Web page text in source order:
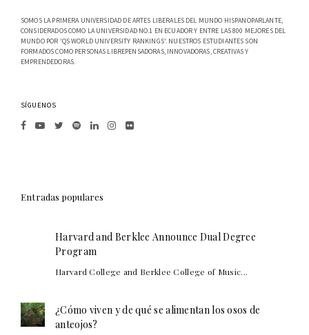
SOMOS LA PRIMERA UNIVERSIDAD DE ARTES LIBERALES DEL MUNDO HISPANOPARLANTE,
CONSIDERADOS COMO LA UNIVERSIDAD NO.1 EN ECUADOR Y ENTRE LAS 800 MEJORES DEL
MUNDO POR 'QS WORLD UNIVERSITY RANKINGS'. NUESTROS ESTUDIANTES SON
FORMADOS COMO PERSONAS LIBREPENSADORAS, INNOVADORAS, CREATIVAS Y
EMPRENDEDORAS.
SÍGUENOS
Entradas populares
Harvard and Berklee Announce Dual Degree
Program
Harvard College and Berklee College of Music...
¿Cómo viven y de qué se alimentan los osos de
anteojos?